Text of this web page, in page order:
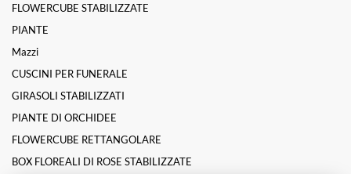
FLOWERCUBE STABILIZZATE
PIANTE
Mazzi
CUSCINI PER FUNERALE
GIRASOLI STABILIZZATI
PIANTE DI ORCHIDEE
FLOWERCUBE RETTANGOLARE
BOX FLOREALI DI ROSE STABILIZZATE